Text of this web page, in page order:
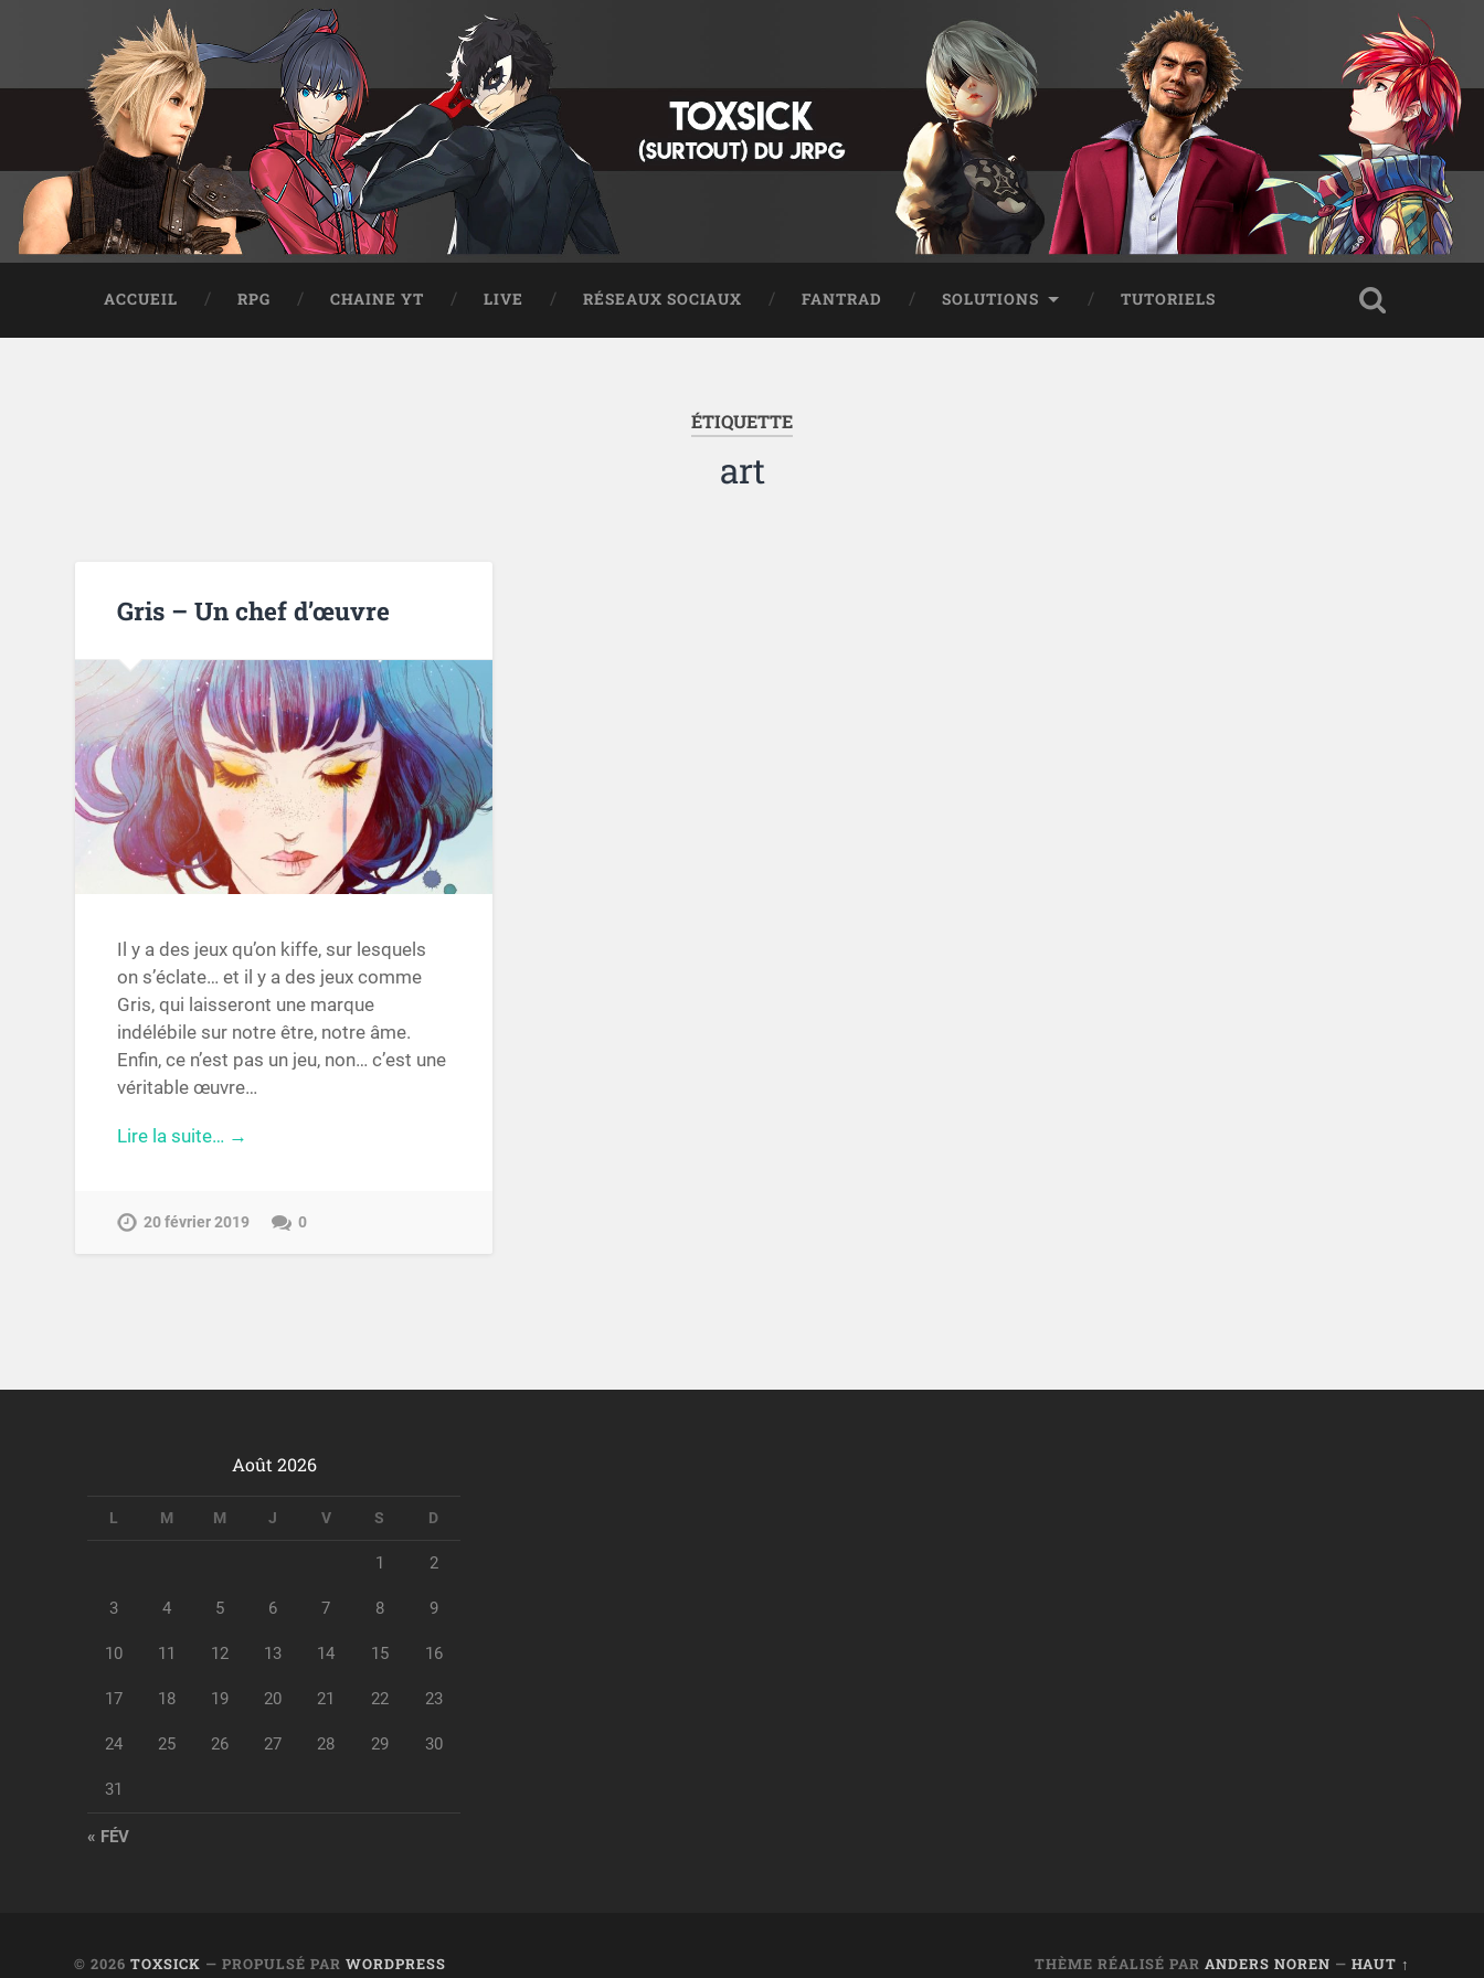
ACCUEIL RPG CHAINE YT LIVE RÉSEAUX SOCIAUX FANTRAD SOLUTIONS TUTORIELS
ÉTIQUETTE
art
Gris – Un chef d’œuvre
Il y a des jeux qu’on kiffe, sur lesquels
on s’éclate… et il y a des jeux comme
Gris, qui laisseront une marque
indélébile sur notre être, notre âme.
Enfin, ce n’est pas un jeu, non… c’est une
véritable œuvre…
Lire la suite… →
20 février 2019 0
Août 2026
L M M J V S D
1 2
3 4 5 6 7 8 9
10 11 12 13 14 15 16
17 18 19 20 21 22 23
24 25 26 27 28 29 30
31
« FÉV
© 2026TOXSICK — PROPULSÉ PARWORDPRESS THÈME RÉALISÉ PAR ANDERS NOREN — HAUT ↑